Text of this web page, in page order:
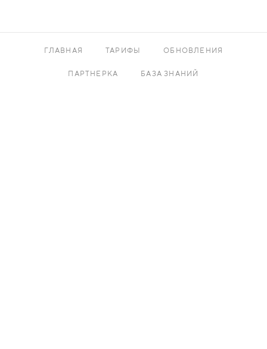
ГЛАВНАЯ ТАРИФЫ ОБНОВЛЕНИЯ
ПАРТНЕРКА БАЗА ЗНАНИЙ